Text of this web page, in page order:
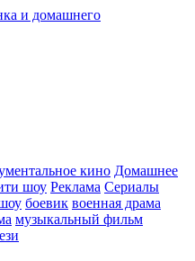
и домашнего
кино Домашнее
шоу Реклама Сериалы
боевик военная драма
музыкальный фильм